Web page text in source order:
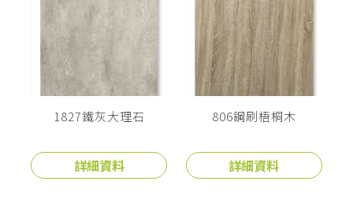
1827鐵灰大理石
詳細資料
806鋼刷梧桐木
詳細資料